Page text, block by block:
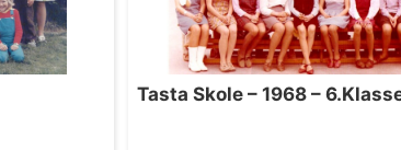
Tasta Skole – 1968 –